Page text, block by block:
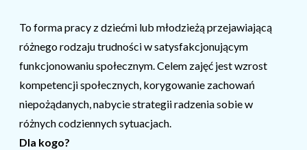
To forma pracy z dziećmi lub młodzieżą przejawiającą
różnego rodzaju trudności w satysfakcjonującym
funkcjonowaniu społecznym. Celem zajęć jest wzrost
kompetencji społecznych, korygowanie zachowań
niepożądanych, nabycie strategii radzenia sobie w
różnych codziennych sytuacjach.
Dla kogo?